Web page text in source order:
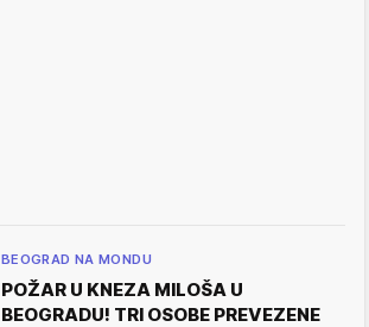
BEOGRAD NA MONDU
POŽAR U KNEZA MILOŠA U
BEOGRADU! TRI OSOBE PREVEZENE